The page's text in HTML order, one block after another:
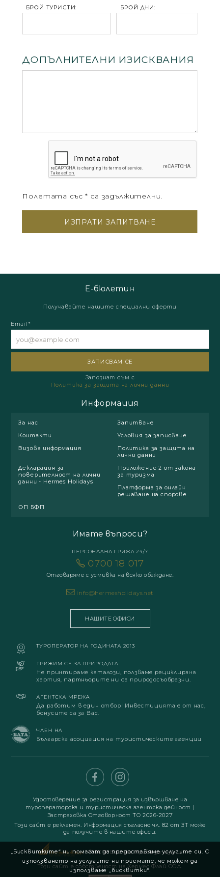
БРОЙ ТУРИСТИ: БРОЙ ДНИ:
ДОПЪЛНИТЕЛНИ ИЗИСКВАНИЯ
Полетата със * са задължителни.
Е-бюлетин
Получавайте нашите специални оферти
Email*
Запознат съм с
Политика за защита на лични данни
Информация
За нас
Запитване
Контакти
Условия за записване
Визова информация
Политика за защита на
лични данни
Декларация за
поверителност на лични
данни - Hermes Holidays
Приложение 2 от закона
за туризма
Платформа за онлайн
решаване на спорове
ОП БФП
Имате въпроси?
ПЕРСОНАЛНА ГРИЖА 24/7
0700 18 017
Отговаряме с усмивка на всяко обаждане.
info@hermesholidays.net
НАШИТЕ ОФИСИ
ТУРОПЕРАТОР НА ГОДИНАТА 2013
ГРИЖИМ СЕ ЗА ПРИРОДАТА
Не принтираме каталози, ползваме рециклирана
хартия, партньорите ни са природосъобразни.
АГЕНТСКА МРЕЖА
Да работим в един отбор! Инвестицията е от нас,
бонусите са за Вас.
ЧЛЕН НА
Българска асоциация на туристическите агенции
Удостоверение за регистрация за извършване на
туроператорска и туристическа агентска дейност |
Застраховка Отговорност ТО 2026-2027
Този сайт е рекламен. Информация съгласно чл. 82 от ЗТ може
да получите в нашите офиси.
© 2019. Всички права запазени
Този сайт е собственост на Хермес Флай ООД.
„Бисквитките“ ни помагат да предоставяме услугите си. С
използването на услугите ни приемате, че можем да
използваме „бисквитки“.